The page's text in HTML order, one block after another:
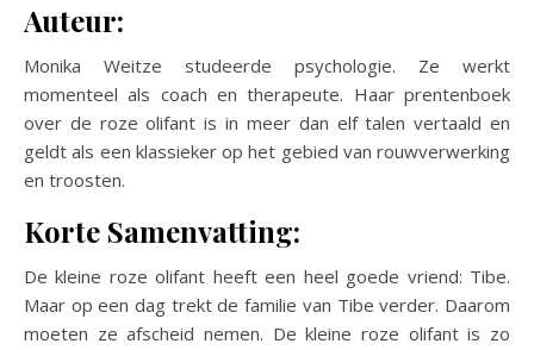
Auteur:
Monika Weitze studeerde psychologie. Ze werkt
momenteel als coach en therapeute. Haar prentenboek
over de roze olifant is in meer dan elf talen vertaald en
geldt als een klassieker op het gebied van rouwverwerking
en troosten.
Korte Samenvatting:
De kleine roze olifant heeft een heel goede vriend: Tibe.
Maar op een dag trekt de familie van Tibe verder. Daarom
moeten ze afscheid nemen. De kleine roze olifant is zo